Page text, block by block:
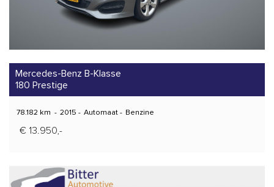
Mercedes-Benz B-Klasse
180 Prestige
78.182 km - 2015 - Automaat- Benzine
€ 13.950,-